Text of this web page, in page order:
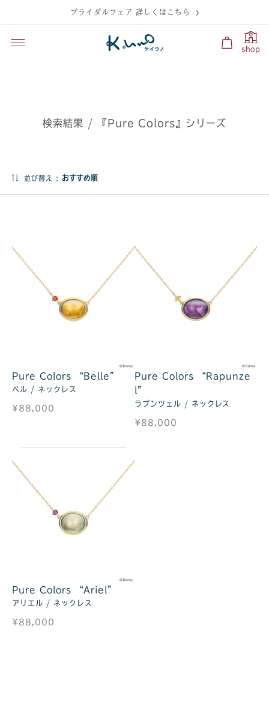
ブライダルフェア 詳しくはこちら
shop
検索結果 / 『Pure Colors』シリーズ
並び替え :
Pure Colors “Belle”
ベル / ネックレス
¥88,000
Pure Colors “Rapunze
l”
ラプンツェル / ネックレス
¥88,000
Pure Colors “Ariel”
アリエル / ネックレス
¥88,000